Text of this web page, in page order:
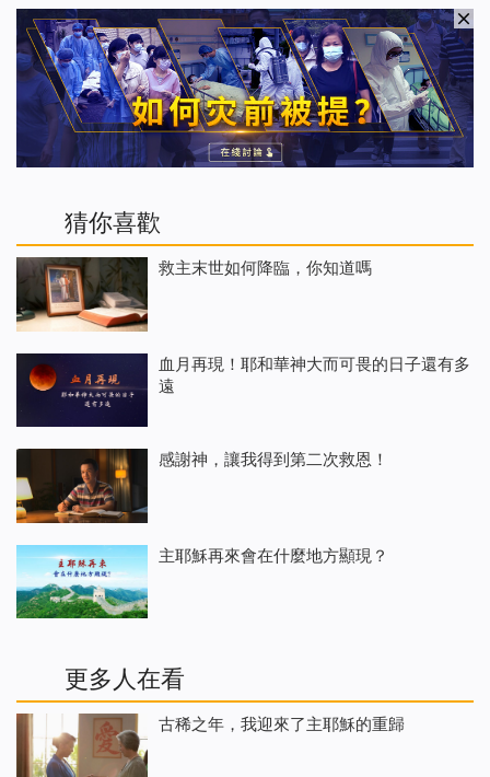
猜你喜歡
救主末世如何降臨，你知道嗎
血月再現！耶和華神大而可畏的日子還有多
遠
感謝神，讓我得到第二次救恩！
主耶穌再來會在什麼地方顯現？
更多人在看
古稀之年，我迎來了主耶穌的重歸